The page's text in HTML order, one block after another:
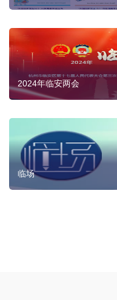
2024年临安两会
临场